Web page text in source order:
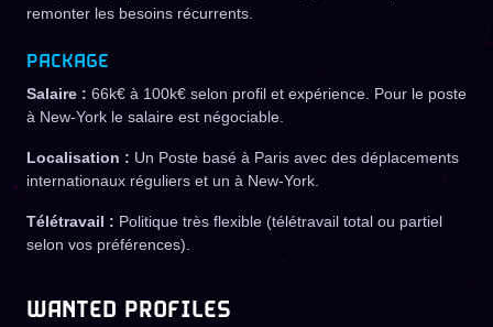
remonter les besoins récurrents.
PACKAGE
Salaire : 66k€ à 100k€ selon profil et expérience. Pour le poste
à New-York le salaire est négociable.
Localisation : Un Poste basé à Paris avec des déplacements
internationaux réguliers et un à New-York.
Télétravail : Politique très flexible (télétravail total ou partiel
selon vos préférences).
WANTED PROFILES